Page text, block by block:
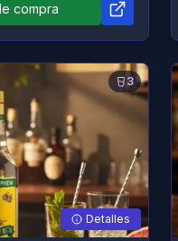
compra
3
Detalles